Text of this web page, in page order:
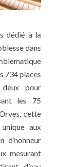
dédié à la
dans
734 places
deux pour
les 75
cette
aux
d’honneur
mesurant